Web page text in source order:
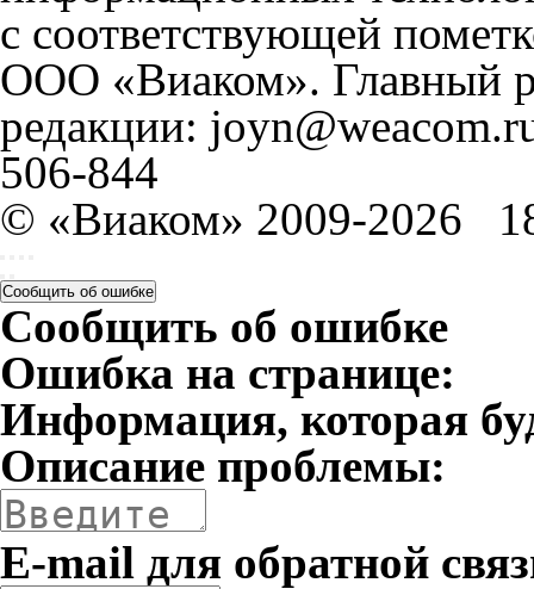
с соответствующей
ООО «Виаком». Главный
редакции:
506-844
© «Виаком» 2009-2026
Сообщить об ошибке
Сообщить об ошибке
Ошибка на странице:
Информация, которая
Описание проблемы:
E-mail для обратной